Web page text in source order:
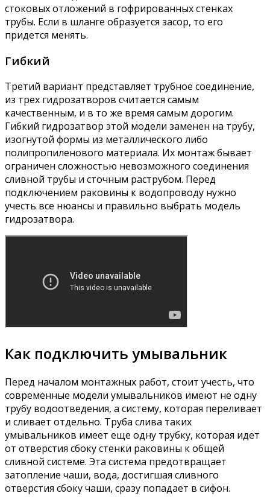
стоковых отложений в гофрированных стенках
трубы. Если в шланге образуется засор, то его
придется менять.
Гибкий
Третий вариант представляет трубное соединение,
из трех гидрозатворов считается самым
качественным, и в то же время самым дорогим.
Гибкий гидрозатвор этой модели заменен на трубу,
изогнутой формы из металлического либо
полипропиленового материала. Их монтаж бывает
ограничен сложностью невозможного соединения
сливной трубы и сточным раструбом. Перед
подключением раковины к водопроводу нужно
учесть все нюансы и правильно выбрать модель
гидрозатвора.
Как подключить умывальник
Перед началом монтажных работ, стоит учесть, что
современные модели умывальников имеют не одну
трубу водоотведения, а систему, которая переливает
и сливает отдельно. Труба слива таких
умывальников имеет еще одну трубку, которая идет
от отверстия сбоку стенки раковины к общей
сливной системе. Эта система предотвращает
затопление чаши, вода, достигшая сливного
отверстия сбоку чаши, сразу попадает в сифон.